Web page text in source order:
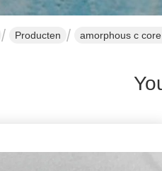
Producten amorphous c